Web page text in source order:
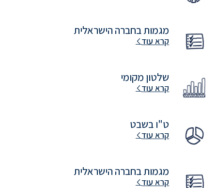
מגמות בחברה הישראלית
קרא עוד
שלטון מקומי
קרא עוד
ט"ו בשבט
קרא עוד
מגמות בחברה הישראלית
קרא עוד